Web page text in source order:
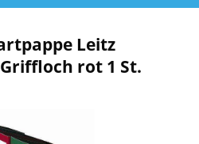
Leitz
rot 1 St.